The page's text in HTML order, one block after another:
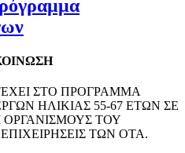
ΣΤΟ ΠΡΟΓΡΑΜΜΑ
ΗΛΙΚΙΑΣ 55-67 ΕΤΩΝ ΣΕ
ΟΡΓΑΝΙΣΜΟΥΣ ΤΟΥ
ΤΩΝ ΟΤΑ.